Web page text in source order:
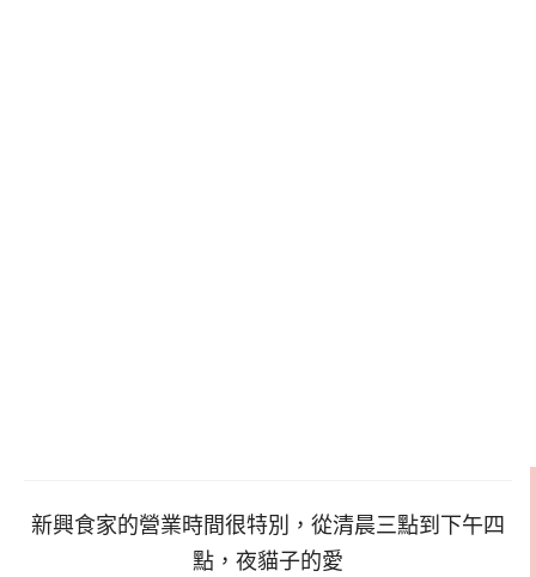
新興食家的營業時間很特別，從清晨三點到下午四
點，夜貓子的愛